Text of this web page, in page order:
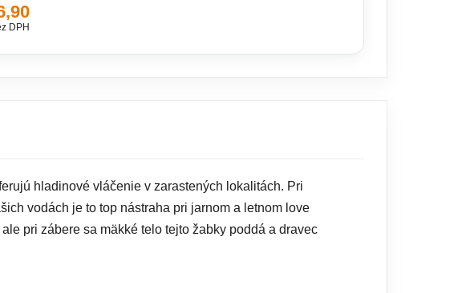
DPH
hladinové vláčenie v zarastených lokalitách. Pri
vodách je to top nástraha pri jarnom a letnom love
pri zábere sa mäkké telo tejto žabky poddá a dravec